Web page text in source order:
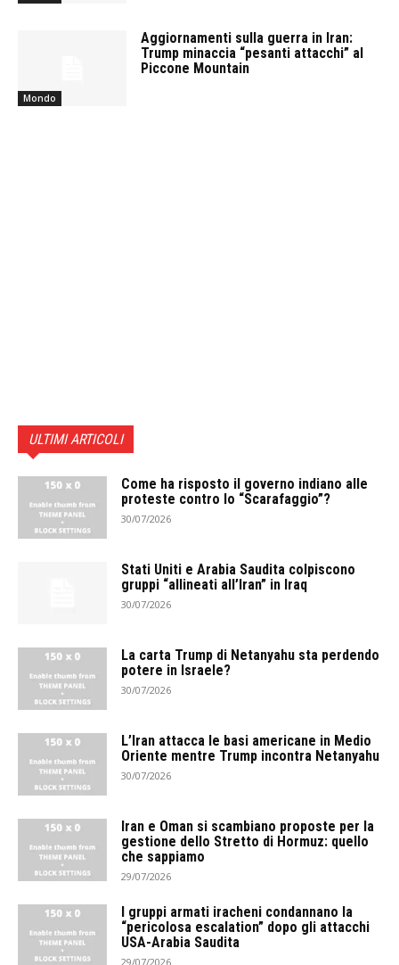
Mondo
Aggiornamenti sulla guerra in Iran:
Trump minaccia “pesanti attacchi” al
Piccone Mountain
ULTIMI ARTICOLI
Come ha risposto il governo indiano alle
proteste contro lo “Scarafaggio”?
30/07/2026
Stati Uniti e Arabia Saudita colpiscono
gruppi “allineati all’Iran” in Iraq
30/07/2026
La carta Trump di Netanyahu sta perdendo
potere in Israele?
30/07/2026
L’Iran attacca le basi americane in Medio
Oriente mentre Trump incontra Netanyahu
30/07/2026
Iran e Oman si scambiano proposte per la
gestione dello Stretto di Hormuz: quello
che sappiamo
29/07/2026
I gruppi armati iracheni condannano la
“pericolosa escalation” dopo gli attacchi
USA-Arabia Saudita
29/07/2026